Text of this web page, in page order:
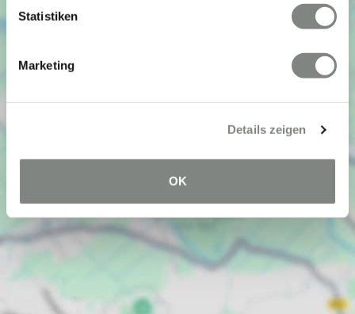
Statistiken
Marketing
Details zeigen
OK